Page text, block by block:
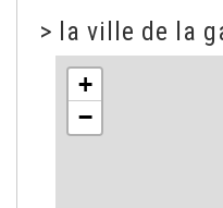
> la ville de la
+
−